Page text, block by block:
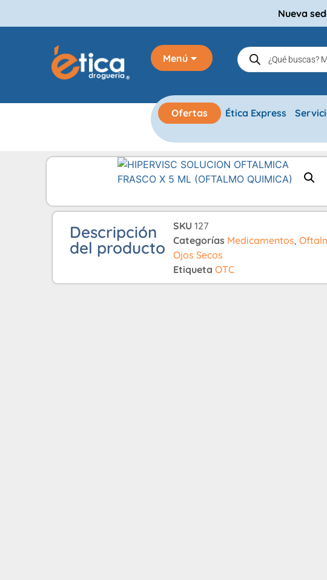
Nueva
Menú
Ofertas Ética Express
Descripción
del producto
SKU 127
Categorías Medicamentos,
Ojos Secos
Etiqueta OTC